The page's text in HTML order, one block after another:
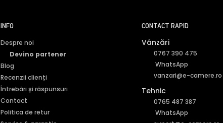
INFO
Despre noi
Devino partener
Blog
Recenzii clienți
Întrebări și răspunsuri
Contact
Politica de retur
CONTACT RAPID
Vânzări
0767 390 475
WhatsApp
vanzari@e-camere.ro
Tehnic
0765 487 387
WhatsApp